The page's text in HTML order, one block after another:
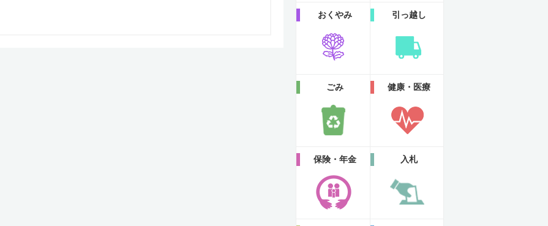
おくやみ 引っ越し
ごみ 健康・医療
保険・年金 入札